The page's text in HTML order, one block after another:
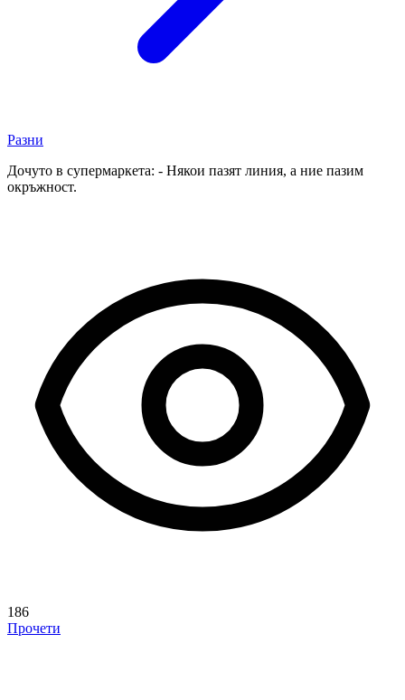
Разни
Дочуто в супермаркета: - Някои пазят линия, а ние пазим
окръжност.
186
Прочети